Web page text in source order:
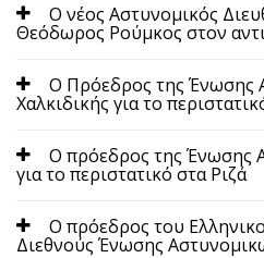
Ο νέος Αστυνομικός
Θεόδωρος Ρούμκος στον
Ο Πρόεδρος της Ένωσης
Χαλκιδικής για το
Ο πρόεδρος της Ένωσης
για το περιστατικό στα Ριζά
Ο πρόεδρος του
Διεθνούς Ένωσης